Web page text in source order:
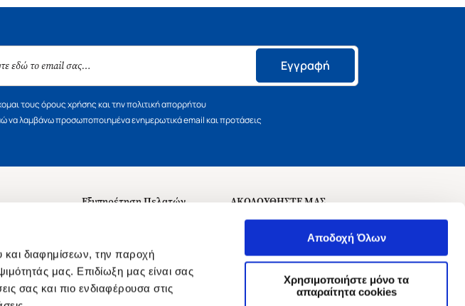
και διαφημίσεων, την παροχή
μας. Επιδίωξη μας είναι σας
σας και πιο ενδιαφέρουσα στις
Αποδοχή Όλων
Χρησιμοποιήστε μόνο τα
απαραίτητα cookies
Εγγραφή
τους όρους χρήσης και την πολιτική απορρήτου
να λαμβάνω προσωποποιημένα ενημερωτικά email και προτάσεις
Εξυπηρέτηση Πελατών
B2B
Δικαίωμα Υπαναχώρησης
ΑΚΟΛΟΥΘΗΣΤΕ ΜΑΣ